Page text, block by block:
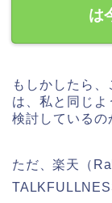
は
もしかしたら
は、私と同じ
検討しているの
ただ、楽天（